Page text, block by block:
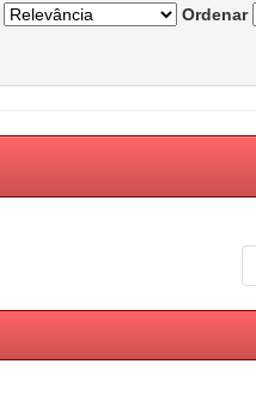
Ordenar